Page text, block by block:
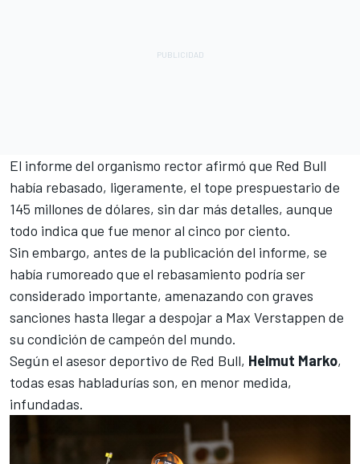
El informe del organismo rector afirmó que Red Bull
había rebasado, ligeramente, el tope prespuestario de
145 millones de dólares, sin dar más detalles, aunque
todo indica que fue menor al cinco por ciento.
Sin embargo, antes de la publicación del informe, se
había rumoreado que el rebasamiento podría ser
considerado importante, amenazando con graves
sanciones hasta llegar a despojar a Max Verstappen de
su condición de campeón del mundo.
Según el asesor deportivo de Red Bull, Helmut Marko,
todas esas habladurías son, en menor medida,
infundadas.